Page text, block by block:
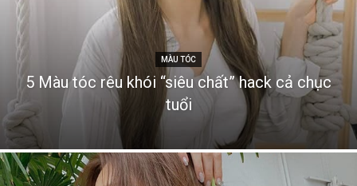
MÀU TÓC
5 Màu tóc rêu khói “siêu chất” hack cả chục
tuổi